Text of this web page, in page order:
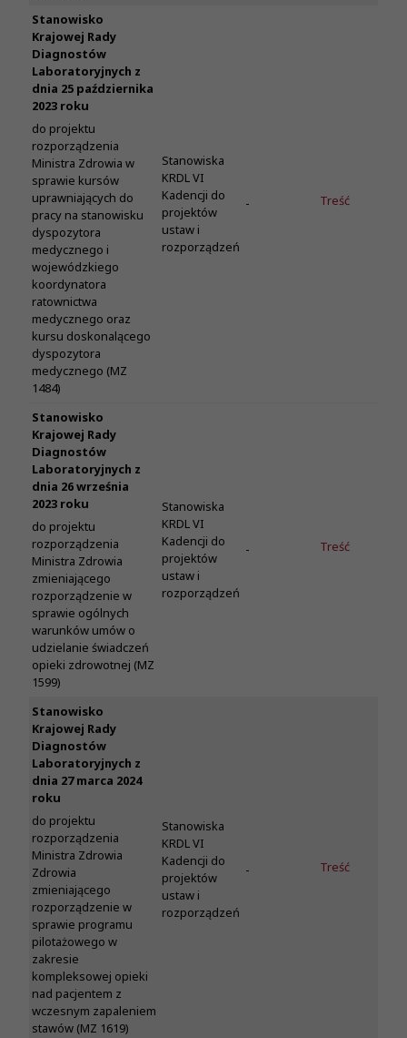
Stanowisko
Krajowej Rady
Diagnostów
Laboratoryjnych z
dnia 25 października
2023 roku
do projektu
rozporządzenia
Ministra Zdrowia w
sprawie kursów
uprawniających do
pracy na stanowisku
dyspozytora
medycznego i
wojewódzkiego
koordynatora
ratownictwa
medycznego oraz
kursu doskonalącego
dyspozytora
medycznego (MZ
1484)
Stanowiska
KRDL VI
Kadencji do
projektów
ustaw i
rozporządzeń
- Treść
Stanowisko
Krajowej Rady
Diagnostów
Laboratoryjnych z
dnia 26 września
2023 roku
do projektu
rozporządzenia
Ministra Zdrowia
zmieniającego
rozporządzenie w
sprawie ogólnych
warunków umów o
udzielanie świadczeń
opieki zdrowotnej (MZ
1599)
Stanowiska
KRDL VI
Kadencji do
projektów
ustaw i
rozporządzeń
- Treść
Stanowisko
Krajowej Rady
Diagnostów
Laboratoryjnych z
dnia 27 marca 2024
roku
do projektu
rozporządzenia
Ministra Zdrowia
Zdrowia
zmieniającego
rozporządzenie w
sprawie programu
pilotażowego w
zakresie
kompleksowej opieki
nad pacjentem z
wczesnym zapaleniem
stawów (MZ 1619)
Stanowiska
KRDL VI
Kadencji do
projektów
ustaw i
rozporządzeń
- Treść